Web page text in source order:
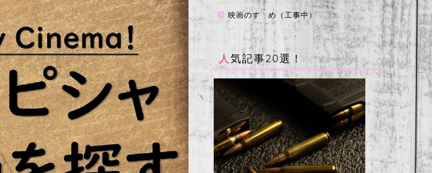
映画のすゝめ（工事中）
人気記事20選！